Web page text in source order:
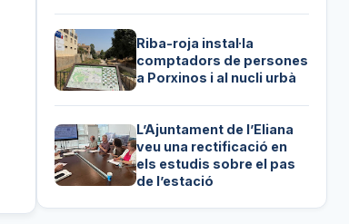
Riba-roja instal·la
comptadors de persones
a Porxinos i al nucli urbà
L’Ajuntament de l’Eliana
veu una rectificació en
els estudis sobre el pas
de l’estació